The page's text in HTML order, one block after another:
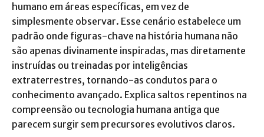
humano em áreas específicas, em vez de
simplesmente observar. Esse cenário estabelece um
padrão onde figuras-chave na história humana não
são apenas divinamente inspiradas, mas diretamente
instruídas ou treinadas por inteligências
extraterrestres, tornando-as condutos para o
conhecimento avançado. Explica saltos repentinos na
compreensão ou tecnologia humana antiga que
parecem surgir sem precursores evolutivos claros.